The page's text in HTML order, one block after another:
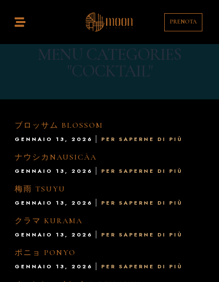
PRENOTA
MENU CATEGORIES
"COCKTAIL"
ブロッサム BLOSSOM
GENNAIO 13, 2026 PER SAPERNE DI PIÙ
ナウシカNAUSICÀA
GENNAIO 13, 2026 PER SAPERNE DI PIÙ
梅雨 TSUYU
GENNAIO 13, 2026 PER SAPERNE DI PIÙ
クラマ KURAMA
GENNAIO 13, 2026 PER SAPERNE DI PIÙ
ポニョ PONYO
GENNAIO 13, 2026 PER SAPERNE DI PIÙ
Bar
List